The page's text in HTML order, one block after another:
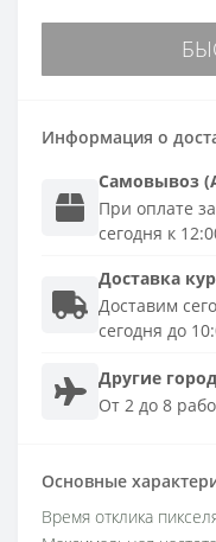
Информация о
Самовывоз
При оплате
сегодня к
Доставка
Доставим
сегодня до
Другие
От 2 до 8
Основные
Время отклика